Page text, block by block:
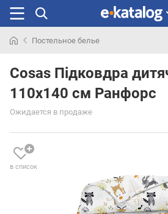
раньше
Постельное белье
Cosas Підковдра
110x140 см Ранфорс
Ожидается в продаже
в список